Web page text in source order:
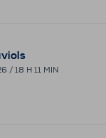
/ 18 H 11 MIN